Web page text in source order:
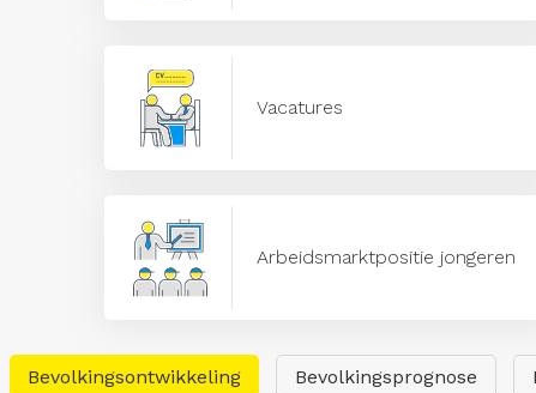
Vacatures
Arbeidsmarktpositie jongeren
Bevolkingsontwikkeling Bevolkingsprognose